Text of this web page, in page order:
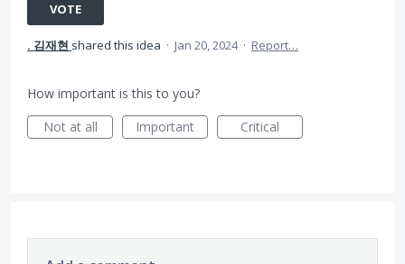
VOTE
. 김재현 shared this idea · Jan 20, 2024 · Report…
How important is this to you?
Not at all
Important Critical